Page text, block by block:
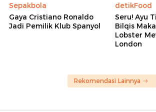
Sepakbola
Gaya Cristiano Ronaldo
Jadi Pemilik Klub Spanyol
detikFood
Seru! Ayu
Bilqis
Lobster
London
Rekomendasi Lainnya